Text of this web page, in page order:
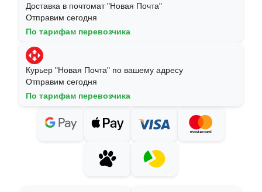
Доставка в почтомат "Новая Почта"
Отправим сегодня
По тарифам перевозчика
Курьер "Новая Почта" по вашему адресу
Отправим сегодня
По тарифам перевозчика